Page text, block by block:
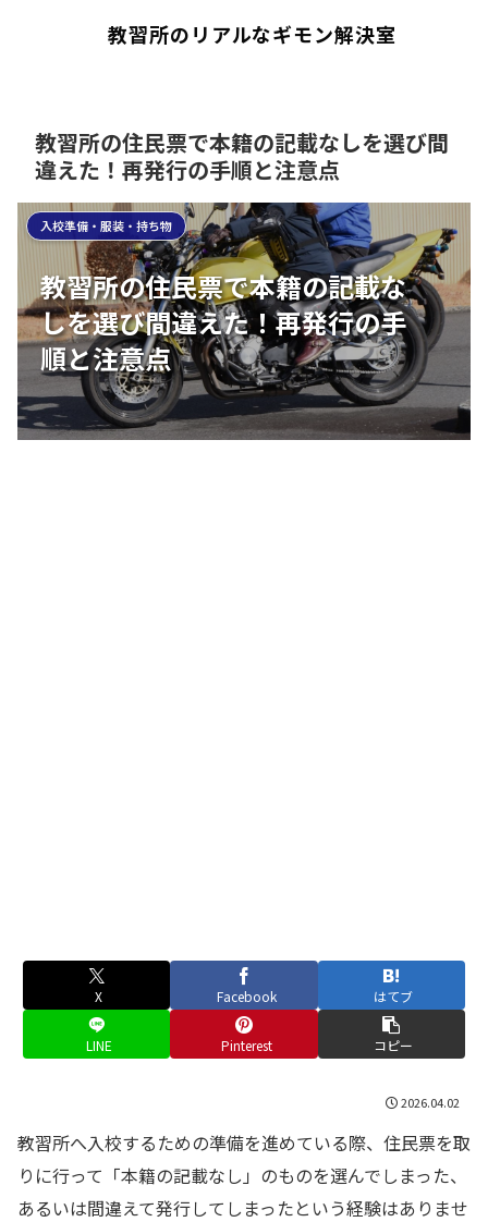
教習所のリアルなギモン解決室
教習所の住民票で本籍の記載なしを選び間
違えた！再発行の手順と注意点
教習所の住民票で本籍の記載な
しを選び間違えた！再発行の手
順と注意点
入校準備・服装・持ち物
X Facebook はてブ
LINE Pinterest コピー
2026.04.02
教習所へ入校するための準備を進めている際、住民票を取
りに行って「本籍の記載なし」のものを選んでしまった、
あるいは間違えて発行してしまったという経験はありませ